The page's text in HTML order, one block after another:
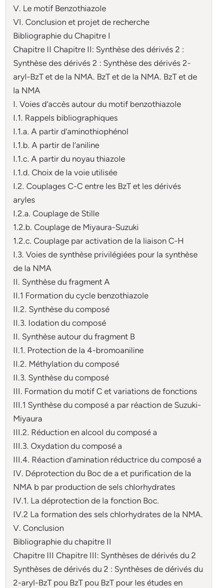
V. Le motif Benzothiazole
VI. Conclusion et projet de recherche
Bibliographie du Chapitre I
Chapitre II Chapitre II: Synthèse des dérivés 2 :
Synthèse des dérivés 2 : Synthèse des dérivés 2-
aryl-BzT et de la NMA. BzT et de la NMA. BzT et de
la NMA
I. Voies d’accès autour du motif benzothiazole
I.1. Rappels bibliographiques
I.1.a. A partir d’aminothiophénol
I.1.b. A partir de l’aniline
I.1.c. A partir du noyau thiazole
I.1.d. Choix de la voie utilisée
I.2. Couplages C-C entre les BzT et les dérivés
aryles
I.2.a. Couplage de Stille
1.2.b. Couplage de Miyaura-Suzuki
1.2.c. Couplage par activation de la liaison C-H
I.3. Voies de synthèse privilégiées pour la synthèse
de la NMA
II. Synthèse du fragment A
II.1 Formation du cycle benzothiazole
II.2. Synthèse du composé
II.3. Iodation du composé
II. Synthèse autour du fragment B
II.1. Protection de la 4-bromoaniline
II.2. Méthylation du composé
II.3. Synthèse du composé
III. Formation du motif C et variations de fonctions
III.1 Synthèse du composé a par réaction de Suzuki-
Miyaura
III.2. Réduction en alcool du composé a
III.3. Oxydation du composé a
III.4. Réaction d’amination réductrice du composé a
IV. Déprotection du Boc de a et purification de la
NMA b par production de sels chlorhydrates
IV.1. La déprotection de la fonction Boc.
IV.2 La formation des sels chlorhydrates de la NMA.
V. Conclusion
Bibliographie du chapitre II
Chapitre III Chapitre III: Synthèses de dérivés du 2
Synthèses de dérivés du 2 : Synthèses de dérivés du
2-aryl-BzT pou BzT pou BzT pour les études en